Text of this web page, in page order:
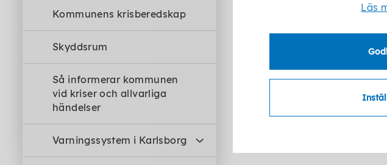
Kommunens krisberedskap
Skyddsrum
Så informerar kommunen
vid kriser och allvarliga
händelser
Varningssystem i Karlsborg
Läs